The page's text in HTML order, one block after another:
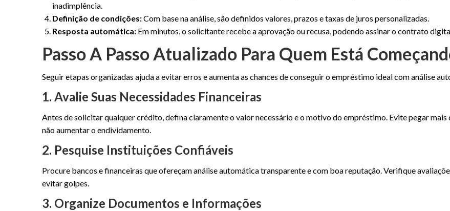
inadimplência.
Definição de condições:Com base na análise, são definidos valores, prazos e taxas de juros personalizadas.
Resposta automática: Em minutos, o solicitante recebe a aprovação ou recusa, podendo assinar o contrato
Passo A Passo Atualizado Para Quem Está
Seguir etapas organizadas ajuda a evitar erros e aumenta as chances de conseguir o empréstimo ideal com análise
1. Avalie Suas Necessidades Financeiras
Antes de solicitar qualquer crédito, defina claramente o valor necessário e o motivo do empréstimo. Evite pegar mais
não aumentar o endividamento.
2. Pesquise Instituições Confiáveis
Procure bancos e financeiras que ofereçam análise automática transparente e com boa reputação. Verifique
evitar golpes.
3. Organize Documentos e Informações